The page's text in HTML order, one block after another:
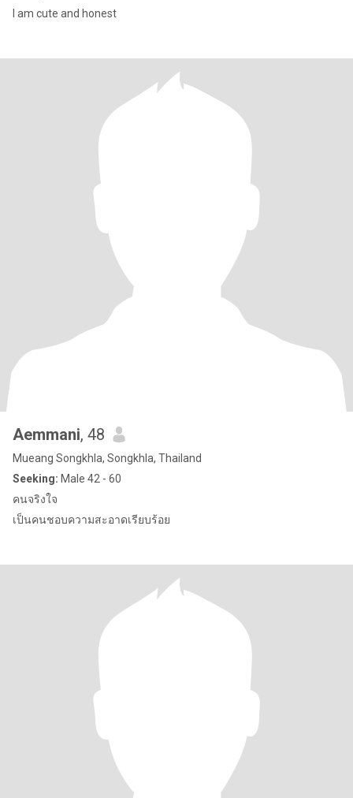
I am cute and honest
Aemmani, 48
Mueang Songkhla, Songkhla, Thailand
Seeking: Male 42 - 60
คนจริงใจ
เป็นคนชอบความสะอาดเรียบร้อย